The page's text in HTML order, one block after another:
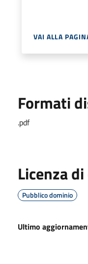
VAI ALLA
Formati
.pdf
Licenza
Pubblico dominio
Ultimo